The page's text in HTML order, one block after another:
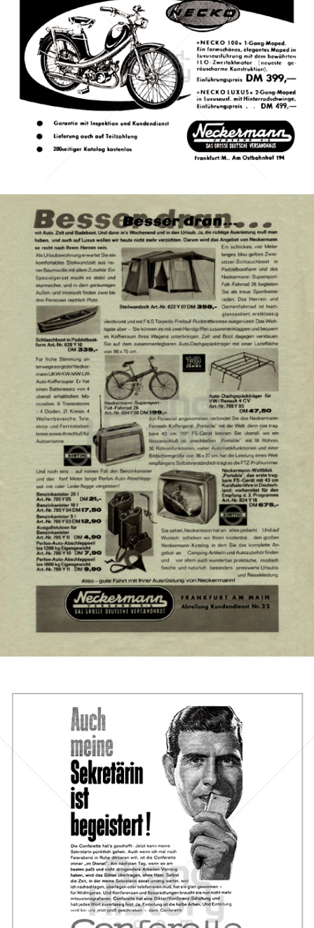
Neckermann Versand Neckermann Versand 1956
Neckermann Versand Neckermann Versand 1960
Neckermann Versand Neckermann Versand